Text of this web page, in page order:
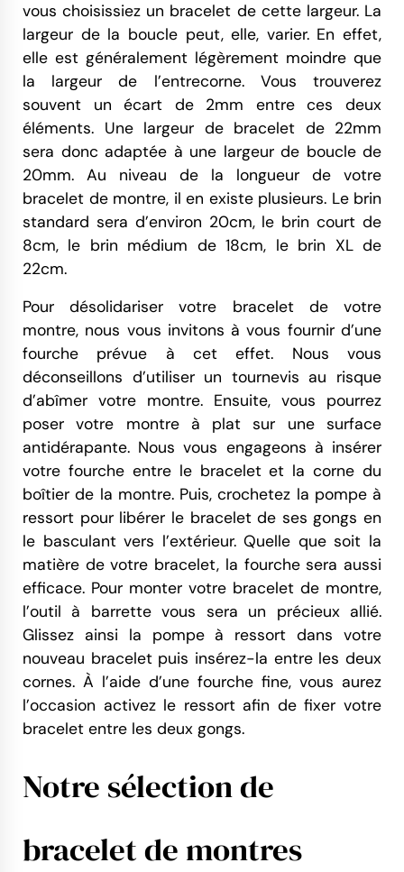
vous choisissiez un bracelet de cette largeur. La
largeur de la boucle peut, elle, varier. En effet,
elle est généralement légèrement moindre que
la largeur de l’entrecorne. Vous trouverez
souvent un écart de 2mm entre ces deux
éléments. Une largeur de bracelet de 22mm
sera donc adaptée à une largeur de boucle de
20mm. Au niveau de la longueur de votre
bracelet de montre, il en existe plusieurs. Le brin
standard sera d’environ 20cm, le brin court de
8cm, le brin médium de 18cm, le brin XL de
22cm.
Pour désolidariser votre bracelet de votre
montre, nous vous invitons à vous fournir d’une
fourche prévue à cet effet. Nous vous
déconseillons d’utiliser un tournevis au risque
d’abîmer votre montre. Ensuite, vous pourrez
poser votre montre à plat sur une surface
antidérapante. Nous vous engageons à insérer
votre fourche entre le bracelet et la corne du
boîtier de la montre. Puis, crochetez la pompe à
ressort pour libérer le bracelet de ses gongs en
le basculant vers l’extérieur. Quelle que soit la
matière de votre bracelet, la fourche sera aussi
efficace. Pour monter votre bracelet de montre,
l’outil à barrette vous sera un précieux allié.
Glissez ainsi la pompe à ressort dans votre
nouveau bracelet puis insérez-la entre les deux
cornes. À l’aide d’une fourche fine, vous aurez
l’occasion activez le ressort afin de fixer votre
bracelet entre les deux gongs.
Notre sélection de
bracelet de montres